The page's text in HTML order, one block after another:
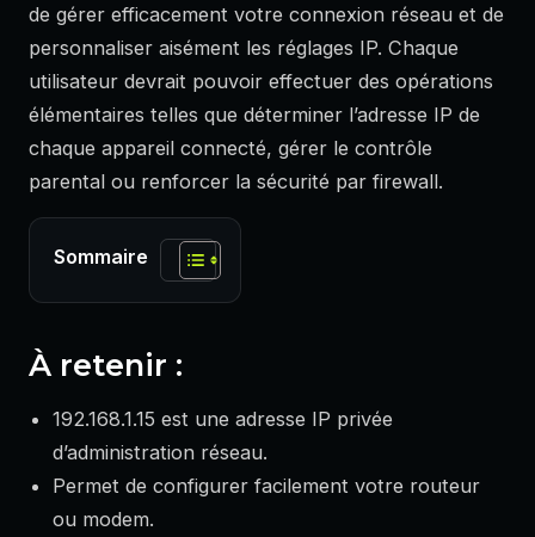
de gérer efficacement votre connexion réseau et de
personnaliser aisément les réglages IP. Chaque
utilisateur devrait pouvoir effectuer des opérations
élémentaires telles que déterminer l’adresse IP de
chaque appareil connecté, gérer le contrôle
parental ou renforcer la sécurité par firewall.
Sommaire
À retenir :
192.168.1.15 est une adresse IP privée
d’administration réseau.
Permet de configurer facilement votre routeur
ou modem.